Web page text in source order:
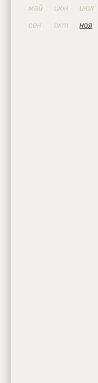
май
июн июл
сен
окт ноя